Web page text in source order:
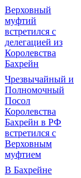
Верховный
муфтий
встретился с
делегацией из
Королевства
Бахрейн
Чрезвычайный и
Полномочный
Посол
Королевства
Бахрейн в РФ
встретился с
Верховным
муфтием
В Бахрейне